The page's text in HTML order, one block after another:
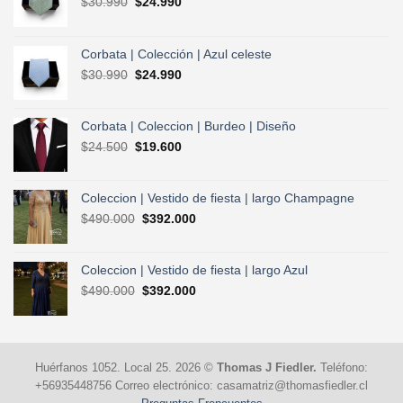
era:
es:
$24.990.
Corbata | Colección | Azul celeste
$30.990 El
era:
$30.990.
$24.990El
es:
Corbata | Coleccion | Burdeo | Diseño
$24.500 El
era:
$24.500.
$19.600El
es:
Coleccion | Vestido de fiesta | largo Champagne
$490.000 El
era:
$490.000.
$392.000El
es:
Coleccion | Vestido de fiesta | largo Azul
$490.000 El
$392.000El
Huérfanos 1052. Local 25. 2026 © Thomas J Fiedler. Teléfono:
+56935448756 Correo electrónico: casamatriz@thomasfiedler.cl